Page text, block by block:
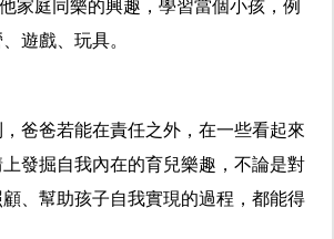
家庭同樂的興趣，學習當個小孩，例
遊戲、玩具。
爸爸若能在責任之外，在一些看起來
發掘自我內在的育兒樂趣，不論是對
、幫助孩子自我實現的過程，都能得